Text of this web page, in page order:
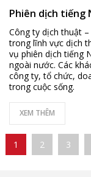
Phiên dịch tiếng
Công ty dịch thuật
trong lĩnh vực dịch
vụ phiên dịch tiếng
ngoài nước. Các
công ty, tổ chức,
trong cuộc sống.
XEM THÊM
Pages
1 2 3